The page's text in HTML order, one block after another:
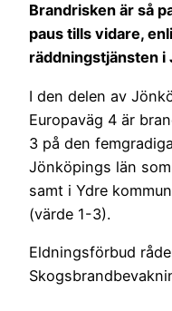
Brandrisken är så
paus tills vidare,
räddningstjänsten i
I den delen av
Europaväg 4 är
3 på den
Jönköpings län
samt i Ydre
(värde 1-3).
Eldningsförbud